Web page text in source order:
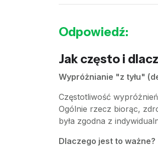
Odpowiedź:
Jak często i
Wypróżnianie "z tyłu"
Częstotliwość
Ogólnie rzecz biorąc,
była zgodna z
Dlaczego jest to ważne?